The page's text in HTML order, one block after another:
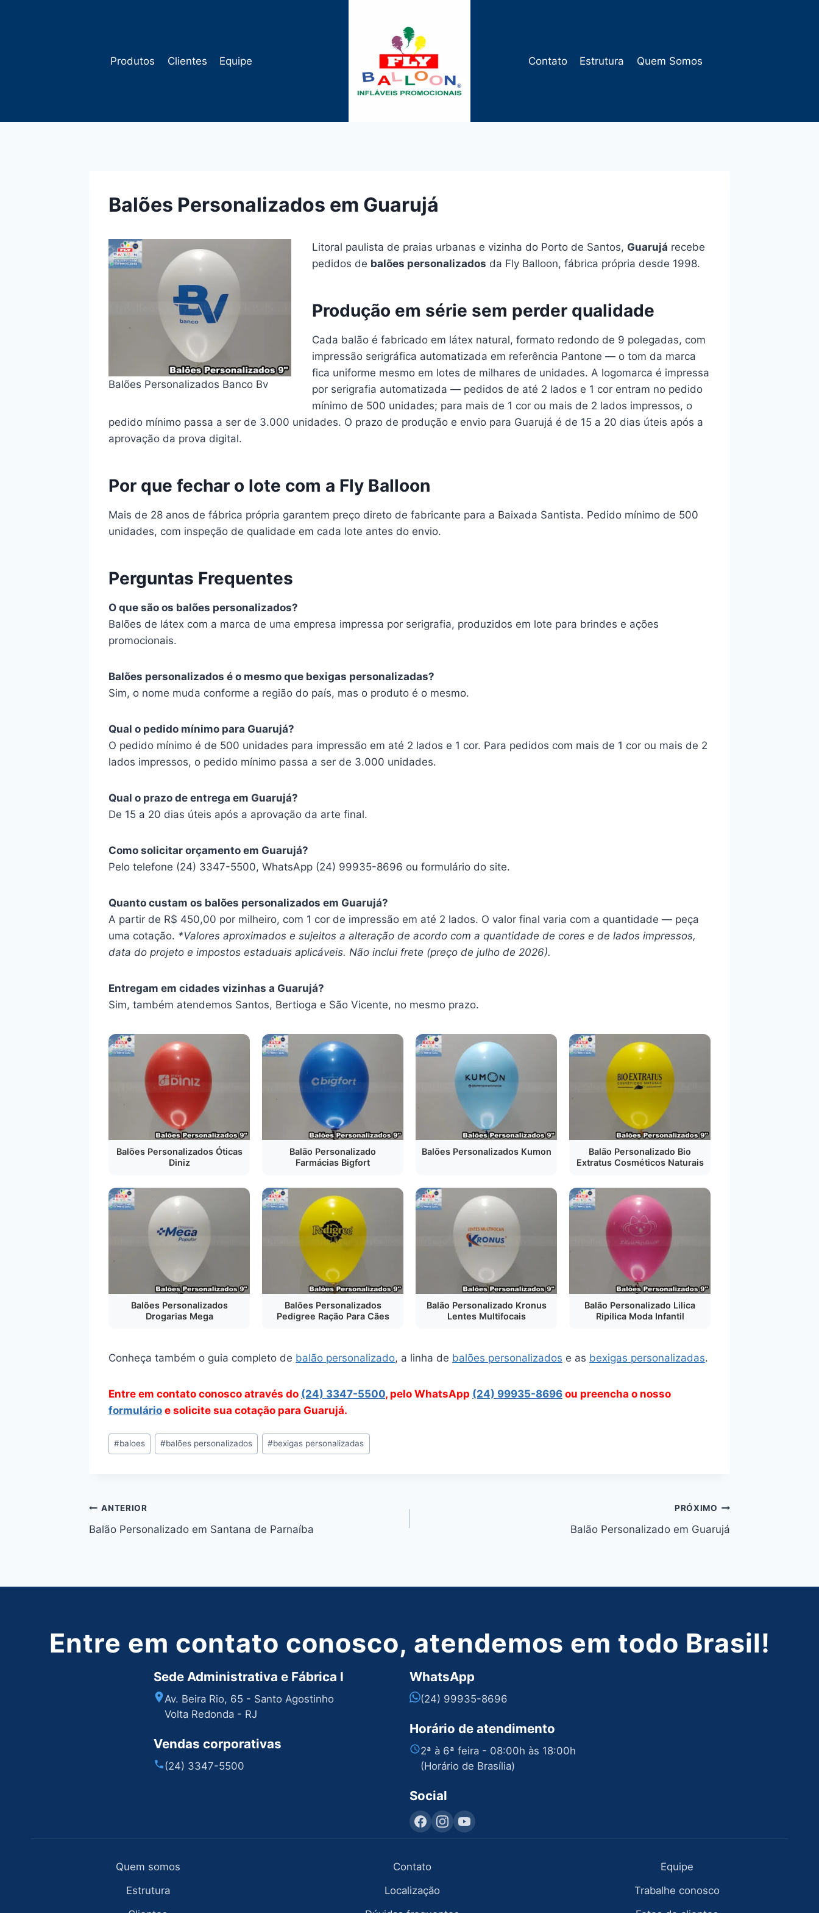
Produtos Clientes Equipe Contato Estrutura Quem Somos
Balões Personalizados em Guarujá
Balões Personalizados Banco Bv
Litoral paulista de praias urbanas e vizinha do Porto de Santos, Guarujá recebe
pedidos de balões personalizados da Fly Balloon, fábrica própria desde 1998.
Produção em série sem perder qualidade
Cada balão é fabricado em látex natural, formato redondo de 9 polegadas, com
impressão serigráfica automatizada em referência Pantone — o tom da marca
fica uniforme mesmo em lotes de milhares de unidades. A logomarca é impressa
por serigrafia automatizada — pedidos de até 2 lados e 1 cor entram no pedido
mínimo de 500 unidades; para mais de 1 cor ou mais de 2 lados impressos, o
pedido mínimo passa a ser de 3.000 unidades. O prazo de produção e envio para Guarujá é de 15 a 20 dias úteis após a
aprovação da prova digital.
Por que fechar o lote com a Fly Balloon
Mais de 28 anos de fábrica própria garantem preço direto de fabricante para a Baixada Santista. Pedido mínimo de 500
unidades, com inspeção de qualidade em cada lote antes do envio.
Perguntas Frequentes
O que são os balões personalizados?
Balões de látex com a marca de uma empresa impressa por serigrafia, produzidos em lote para brindes e ações
promocionais.
Balões personalizados é o mesmo que bexigas personalizadas?
Sim, o nome muda conforme a região do país, mas o produto é o mesmo.
Qual o pedido mínimo para Guarujá?
O pedido mínimo é de 500 unidades para impressão em até 2 lados e 1 cor. Para pedidos com mais de 1 cor ou mais de 2
lados impressos, o pedido mínimo passa a ser de 3.000 unidades.
Qual o prazo de entrega em Guarujá?
De 15 a 20 dias úteis após a aprovação da arte final.
Como solicitar orçamento em Guarujá?
Pelo telefone (24) 3347-5500, WhatsApp (24) 99935-8696 ou formulário do site.
Quanto custam os balões personalizados em Guarujá?
A partir de R$ 450,00 por milheiro, com 1 cor de impressão em até 2 lados. O valor final varia com a quantidade — peça
uma cotação. *Valores aproximados e sujeitos a alteração de acordo com a quantidade de cores e de lados impressos,
data do projeto e impostos estaduais aplicáveis. Não inclui frete (preço de julho de 2026).
Entregam em cidades vizinhas a Guarujá?
Sim, também atendemos Santos, Bertioga e São Vicente, no mesmo prazo.
Balões Personalizados Óticas
Diniz
Balão Personalizado
Farmácias Bigfort
Balões Personalizados Kumon
Balão Personalizado Bio
Extratus Cosméticos Naturais
Balões Personalizados
Drogarias Mega
Balões Personalizados
Pedigree Ração Para Cães
Balão Personalizado Kronus
Lentes Multifocais
Balão Personalizado Lilica
Ripilica Moda Infantil
Conheça também o guia completo de balão personalizado, a linha de balões personalizados e as bexigas personalizadas.
Entre em contato conosco através do (24) 3347-5500, pelo WhatsApp (24) 99935-8696 ou preencha o nosso
formulário e solicite sua cotação para Guarujá.
Tags
do
#baloes #balões personalizados #bexigas personalizadas
Navegação
de
ANTERIOR
Balão Personalizado em Santana de Parnaíba
PRÓXIMO
Balão Personalizado em Guarujá
Entre em contato conosco, atendemos em todo Brasil!
Sede Administrativa e Fábrica I
Av. Beira Rio, 65 - Santo Agostinho
Volta Redonda - RJ
Vendas corporativas
(24) 3347-5500
WhatsApp
(24) 99935-8696
Horário de atendimento
2ª à 6ª feira - 08:00h às 18:00h
(Horário de Brasília)
Social
Quem somos
Estrutura
Contato
Localização
Equipe
Trabalhe conosco